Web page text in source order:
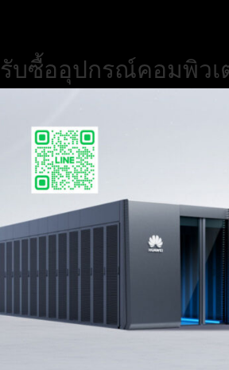
โน๊
ตบุ๊
|
รับ
ซื้อ
Harddisk
ตบุ๊
คมือ
ดิสก์
รับซื้ออุปกรณ์คอมพิวเ